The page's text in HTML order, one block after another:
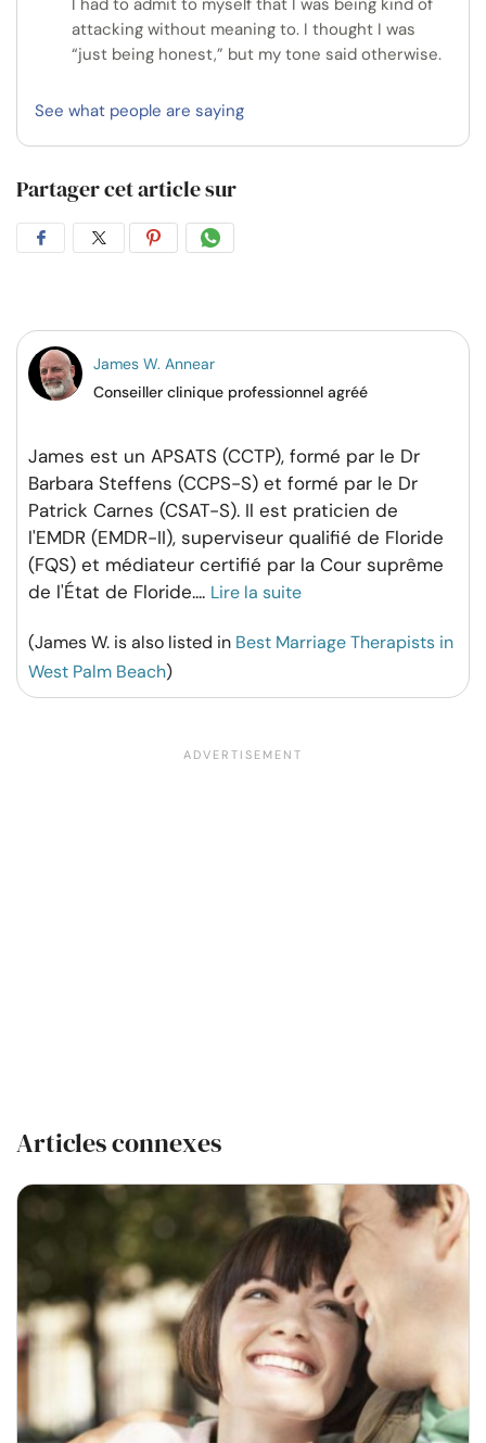
I had to admit to myself that I was being kind of
attacking without meaning to. I thought I was
“just being honest,” but my tone said otherwise.
See what people are saying
Partager cet article sur
PartagerPartagerPartagerPartager
James W. Annear
Conseiller clinique professionnel agréé
James est un APSATS (CCTP), formé par le Dr
Barbara Steffens (CCPS-S) et formé par le Dr
Patrick Carnes (CSAT-S). Il est praticien de
l'EMDR (EMDR-II), superviseur qualifié de Floride
(FQS) et médiateur certifié par la Cour suprême
de l'État de Floride.... Lire la suite
(James W. is also listed in Best Marriage Therapists in
West Palm Beach)
Articles connexes